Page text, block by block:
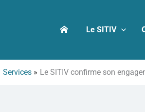
Le SITIV
Services Le SITIV confirme son